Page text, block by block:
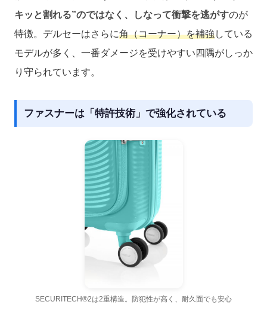
キッと割れる”のではなく、しなって衝撃を逃がすのが
特徴。デルセーはさらに角（コーナー）を補強している
モデルが多く、一番ダメージを受けやすい四隅がしっか
り守られています。
ファスナーは「特許技術」で強化されている
SECURITECH®2は2重構造。防犯性が高く、耐久面でも安心